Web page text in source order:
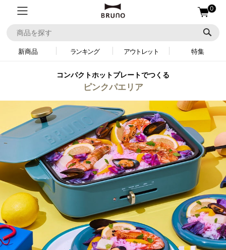
0
新商品 ランキング アウトレット 特集
コンパクトホットプレートでつくる
ピンクパエリア